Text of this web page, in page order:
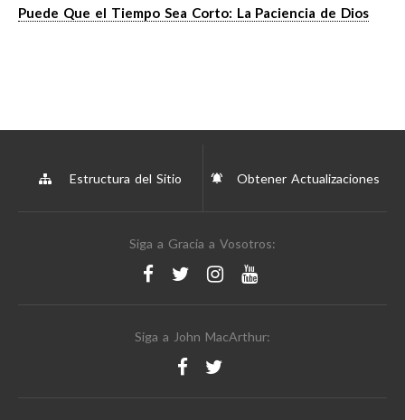
Puede Que el Tiempo Sea Corto: La Paciencia de Dios
Estructura del Sitio Obtener Actualizaciones
Siga a Gracia a Vosotros:
Siga a John MacArthur: